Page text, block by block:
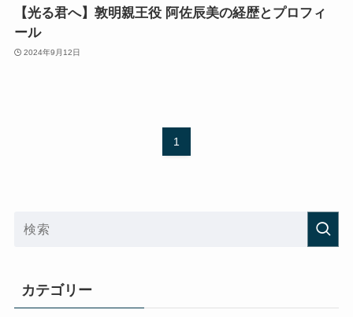
【光る君へ】敦明親王役 阿佐辰美の経歴とプロフィ
ール
2024年9月12日
1
カテゴリー